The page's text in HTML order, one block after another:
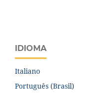
IDIOMA
Italiano
Português (Brasil)